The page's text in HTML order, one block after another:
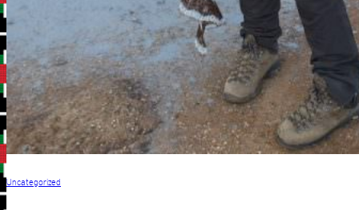
Uncategorized